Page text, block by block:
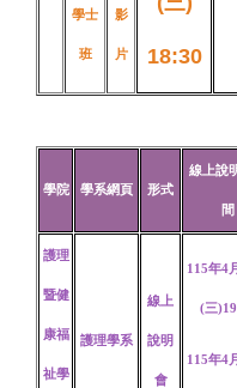
學士
班
影
片 18:30
學院 學系網頁 形式
線上說
間
護理
暨健
康福
祉學
護理學系
線上
說明
會
115年4
(三
115年4